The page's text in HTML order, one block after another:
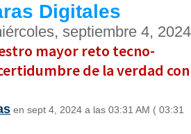
Digitales
septiembre 4, 2024
mayor reto tecno-
de la verdad con
en sept 4, 2024 a las 03:31 AM ( 03:31